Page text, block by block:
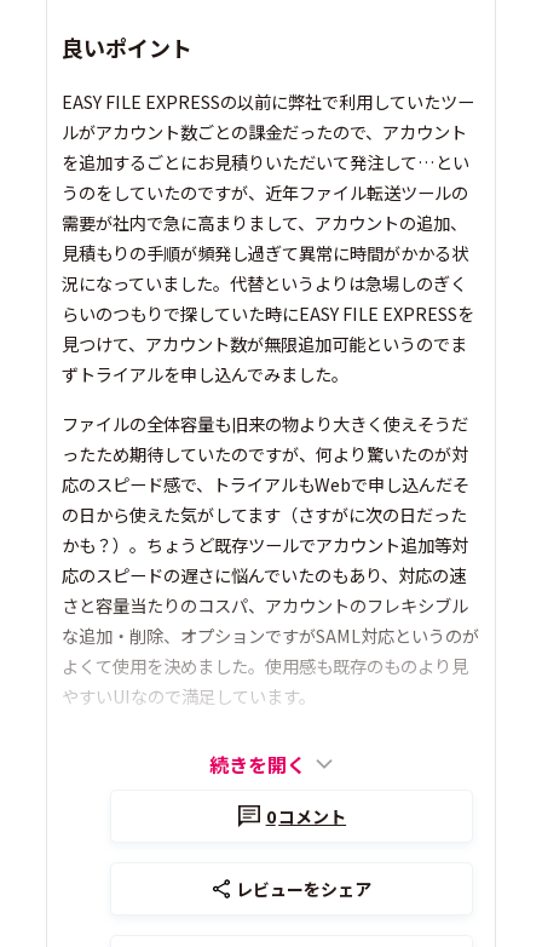
良いポイント
EASY FILE EXPRESSの以前に弊社で利用していたツー
ルがアカウント数ごとの課金だったので、アカウント
を追加するごとにお見積りいただいて発注して…とい
うのをしていたのですが、近年ファイル転送ツールの
需要が社内で急に高まりまして、アカウントの追加、
見積もりの手順が頻発し過ぎて異常に時間がかかる状
況になっていました。代替というよりは急場しのぎく
らいのつもりで探していた時にEASY FILE EXPRESSを
見つけて、アカウント数が無限追加可能というのでま
ずトライアルを申し込んでみました。
ファイルの全体容量も旧来の物より大きく使えそうだ
ったため期待していたのですが、何より驚いたのが対
応のスピード感で、トライアルもWebで申し込んだそ
の日から使えた気がしてます（さすがに次の日だった
かも？）。ちょうど既存ツールでアカウント追加等対
応のスピードの遅さに悩んでいたのもあり、対応の速
さと容量当たりのコスパ、アカウントのフレキシブル
な追加・削除、オプションですがSAML対応というのが
よくて使用を決めました。使用感も既存のものより見
やすいUIなので満足しています。
続きを開く
0コメント
レビューをシェア